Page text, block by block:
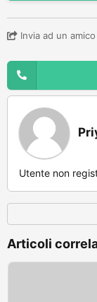
Invia ad un amico
Utente non
Articoli